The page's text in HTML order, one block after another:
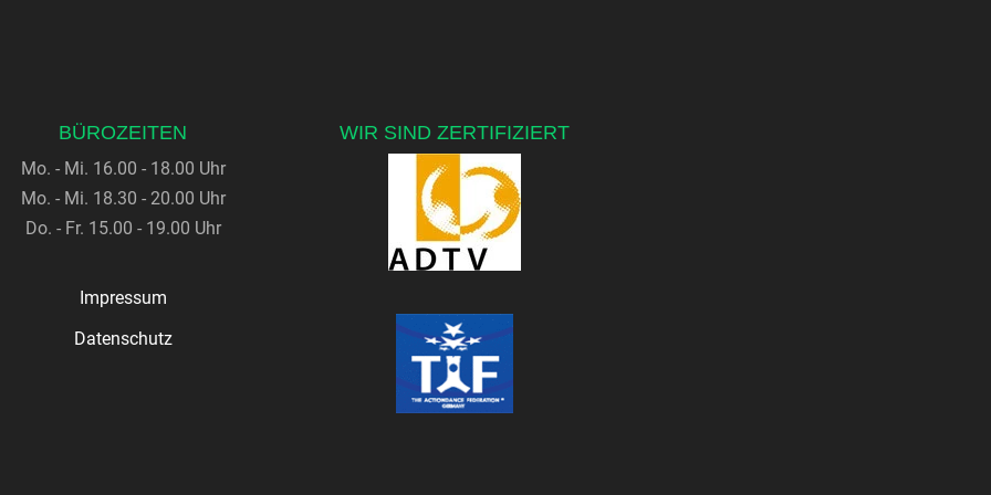
BÜROZEITEN
Mo. - Mi. 16.00 - 18.00 Uhr
Mo. - Mi. 18.30 - 20.00 Uhr
Do. - Fr. 15.00 - 19.00 Uhr
Impressum
Datenschutz
WIR SIND ZERTIFIZIERT